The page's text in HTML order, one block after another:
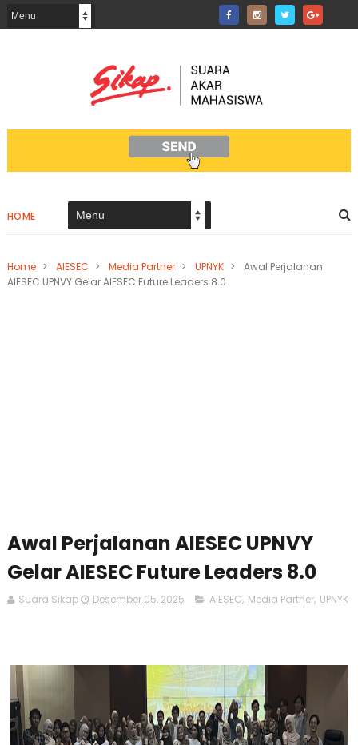
HOME
Home > AIESEC > Media Partner > UPNYK >
Awal Perjalanan
AIESEC UPNVY Gelar AIESEC Future Leaders 8.0
Awal Perjalanan AIESEC UPNVY
Gelar AIESEC Future Leaders 8.0
Suara Sikap Desember 05, 2025 AIESEC, Media Partner, UPNYK